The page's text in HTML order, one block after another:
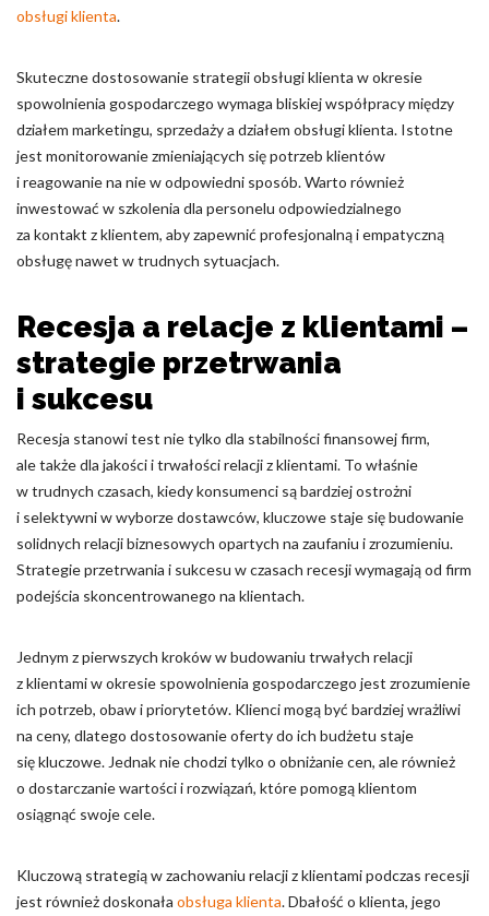
obsługi klienta.
Skuteczne dostosowanie strategii obsługi klienta w okresie
spowolnienia gospodarczego wymaga bliskiej współpracy między
działem marketingu, sprzedaży a działem obsługi klienta. Istotne
jest monitorowanie zmieniających się potrzeb klientów
i reagowanie na nie w odpowiedni sposób. Warto również
inwestować w szkolenia dla personelu odpowiedzialnego
za kontakt z klientem, aby zapewnić profesjonalną i empatyczną
obsługę nawet w trudnych sytuacjach.
Recesja a relacje z klientami –
strategie przetrwania
i sukcesu
Recesja stanowi test nie tylko dla stabilności finansowej firm,
ale także dla jakości i trwałości relacji z klientami. To właśnie
w trudnych czasach, kiedy konsumenci są bardziej ostrożni
i selektywni w wyborze dostawców, kluczowe staje się budowanie
solidnych relacji biznesowych opartych na zaufaniu i zrozumieniu.
Strategie przetrwania i sukcesu w czasach recesji wymagają od firm
podejścia skoncentrowanego na klientach.
Jednym z pierwszych kroków w budowaniu trwałych relacji
z klientami w okresie spowolnienia gospodarczego jest zrozumienie
ich potrzeb, obaw i priorytetów. Klienci mogą być bardziej wrażliwi
na ceny, dlatego dostosowanie oferty do ich budżetu staje
się kluczowe. Jednak nie chodzi tylko o obniżanie cen, ale również
o dostarczanie wartości i rozwiązań, które pomogą klientom
osiągnąć swoje cele.
Kluczową strategią w zachowaniu relacji z klientami podczas recesji
jest również doskonała obsługa klienta. Dbałość o klienta, jego